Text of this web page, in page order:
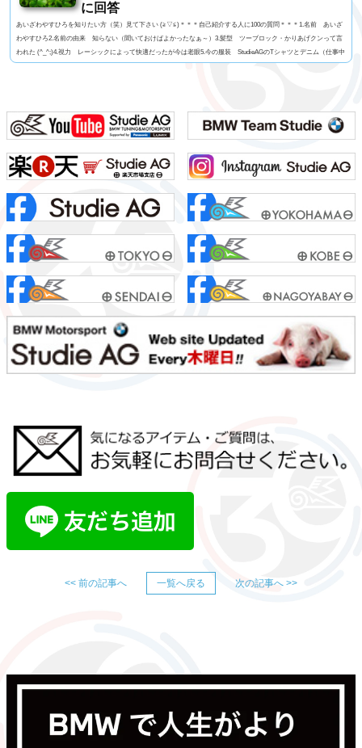
に回答
あいざわやすひろを知りたい方（笑）見て下さい (≧▽≦)＊＊＊自己紹介する人に100の質問＊＊＊1.名前 あいざ
わやすひろ2.名前の由来 知らない（聞いておけばよかったなぁ～）3.髪型 ツーブロック・かりあげクンって言
われた (^_^;)4.視力 レーシックによって快適だったが今は老眼5.今の服装 StudieAGのTシャツとデニム（仕事中
<< 前の記事へ 一覧へ戻る 次の記事へ >>